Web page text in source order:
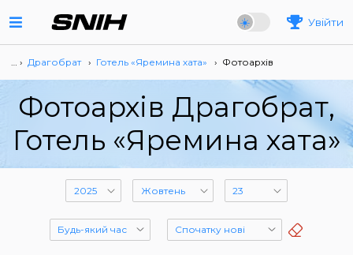
Увійти
… › Драгобрат › Готель «Яремина хата» › Фотоархів
Фотоархів Драгобрат,
Готель «Яремина хата»